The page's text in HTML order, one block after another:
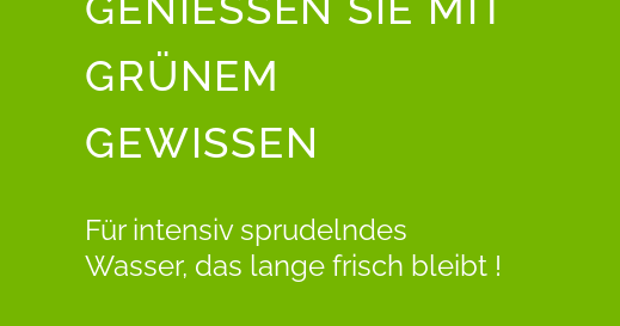
RÜNEM G
EWISSEN
Für intensiv sprudelndes
Wasser, das lange frisch bleibt !